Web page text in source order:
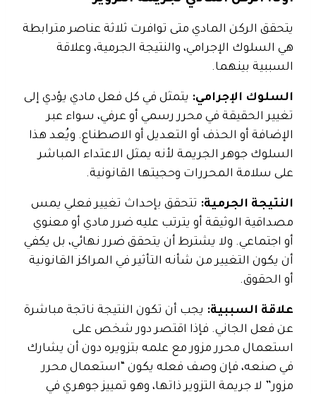
يتحقق الركن المادي متى توافرت ثلاثة عناصر مترابطة
هي السلوك الإجرامي، والنتيجة الجرمية، وعلاقة
السببية بينهما.
السلوك الإجرامي: يتمثل في كل فعل مادي يؤدي إلى
تغيير الحقيقة في محرر رسمي أو عرفي، سواء عبر
الإضافة أو الحذف أو التعديل أو الاصطناع. ويُعد هذا
السلوك جوهر الجريمة لأنه يمثل الاعتداء المباشر
على سلامة المحررات وحجيتها القانونية.
النتيجة الجرمية: تتحقق بإحداث تغيير فعلي يمس
مصداقية الوثيقة أو يترتب عليه ضرر مادي أو معنوي
أو اجتماعي. ولا يشترط أن يتحقق ضرر نهائي، بل يكفي
أن يكون التغيير من شأنه التأثير في المراكز القانونية
أو الحقوق.
علاقة السببية: يجب أن تكون النتيجة ناتجة مباشرة
عن فعل الجاني. فإذا اقتصر دور شخص على
استعمال محرر مزور مع علمه بتزويره دون أن يشارك
في صنعه، فإن وصف فعله يكون “استعمال محرر
مزور” لا جريمة التزوير ذاتها، وهو تمييز جوهري في